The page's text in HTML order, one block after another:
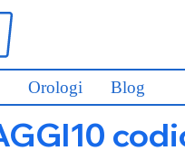
Orologi Blog